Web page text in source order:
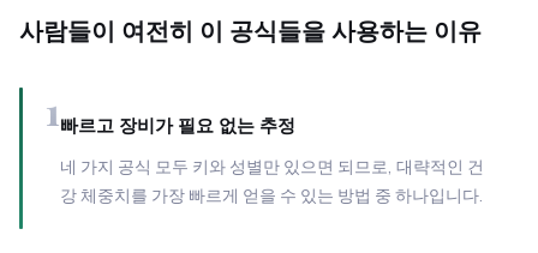
사람들이 여전히 이 공식들을 사용하는 이유
1 빠르고 장비가 필요 없는 추정
네 가지 공식 모두 키와 성별만 있으면 되므로, 대략적인 건
강 체중치를 가장 빠르게 얻을 수 있는 방법 중 하나입니다.